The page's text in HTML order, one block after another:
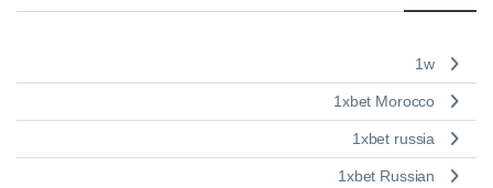
1w
1xbet Morocco
1xbet russia
1xbet Russian